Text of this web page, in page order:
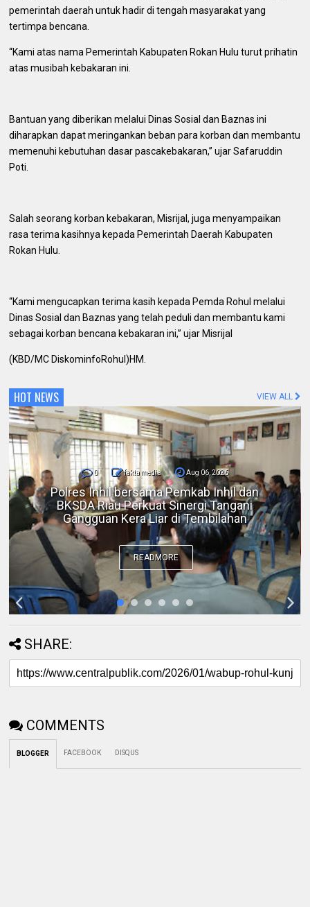
pemerintah daerah untuk hadir di tengah masyarakat yang
tertimpa bencana.
“Kami atas nama Pemerintah Kabupaten Rokan Hulu turut prihatin
atas musibah kebakaran ini.
Bantuan yang diberikan melalui Dinas Sosial dan Baznas ini
diharapkan dapat meringankan beban para korban dan membantu
memenuhi kebutuhan dasar pascakebakaran,” ujar Safaruddin
Poti.
Salah seorang korban kebakaran, Misrijal, juga menyampaikan
rasa terima kasihnya kepada Pemerintah Daerah Kabupaten
Rokan Hulu.
“Kami mengucapkan terima kasih kepada Pemda Rohul melalui
Dinas Sosial dan Baznas yang telah peduli dan membantu kami
sebagai korban bencana kebakaran ini,” ujar Misrijal
(KBD/MC DiskominfoRohul)HM.
HOT NEWS VIEW ALL
0 fakta media Aug 06, 2026
DPC IKADIN Pekanbaru Kutuk Premanisme,
Desak Polda Riau Beri Perlindungan terhadap
Advokat
READMORE
SHARE:
COMMENTS
BLOGGER FACEBOOK DISQUS